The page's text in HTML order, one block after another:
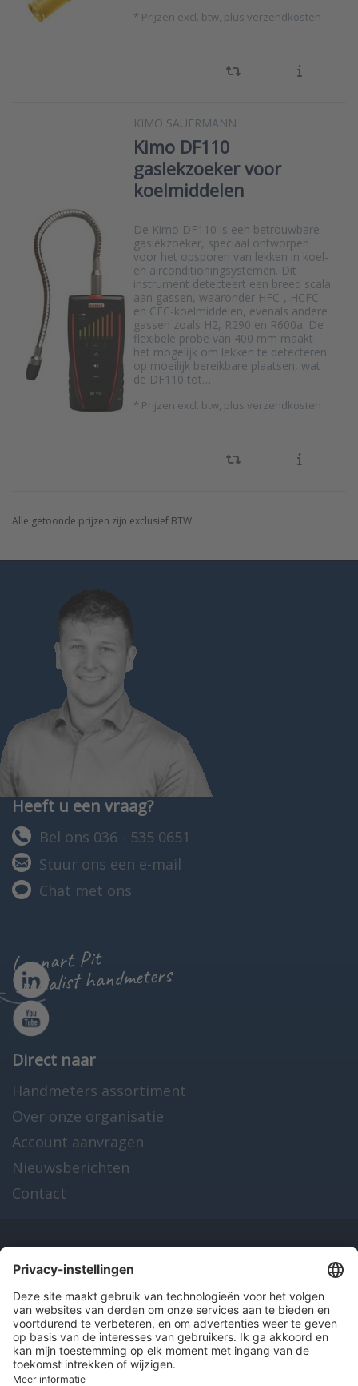
* Prijzen excl. btw, plus verzendkosten
KIMO SAUERMANN
Kimo DF110
gaslekzoeker voor
koelmiddelen
De Kimo DF110 is een betrouwbare
gaslekzoeker, speciaal ontworpen
voor het opsporen van lekken in koel-
en airconditioningsystemen. Dit
instrument detecteert een breed scala
aan gassen, waaronder HFC-, HCFC-
en CFC-koelmiddelen, evenals andere
gassen zoals H2, R290 en R600a. De
flexibele probe van 400 mm maakt
het mogelijk om lekken te detecteren
op moeilijk bereikbare plaatsen, wat
de DF110 tot…
* Prijzen excl. btw, plus verzendkosten
Alle getoonde prijzen zijn exclusief BTW
Heeft u een vraag?
Bel ons 036 - 535 0651
Stuur ons een e-mail
Chat met ons
Lennart Pit
specialist handmeters
Direct naar
Handmeters assortiment
Over onze organisatie
Account aanvragen
Nieuwsberichten
Contact
Onze producten
en diensten
Over Hitma
Algemene voorwaarden Disclaimer
Colofon